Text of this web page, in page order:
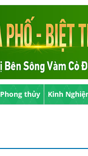
Phong thủy Kinh